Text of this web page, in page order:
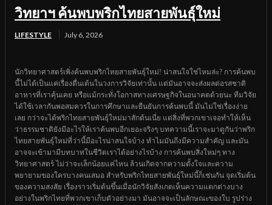
วิทยาฯ ค้นพบพริกไทยสายพันธุ์ใหม่
LIFESTYLE July 6, 2026
นักวิทยาศาสตร์เพิ่งค้นพบพริกไทยสายพันธุ์ใหม่! น่าสนใจใช่ไหมล่ะ? การค้นพบ
นี้ไม่ได้เป็นแค่เรื่องตื่นเต้นในวงการวิจัยเท่านั้น แต่มันอาจจะส่งผลต่อรสชาติ
อาหารที่เราคุ้นเคย หรือแม้กระทั่งโอกาสทางเศรษฐกิจในอนาคตด้วยนะ ทีมวิจัย
ได้ใช้เวลากันพอสมควรในการศึกษาและยืนยันการค้นพบนี้ มันไม่ใช่เรื่องง่าย
เลย กว่าจะได้พริกไทยสายพันธุ์ใหม่มาสักต้นเนี่ย แต่สิ่งที่พวกเขาเจอทำให้เห็น
ว่าธรรมชาติยังมีอะไรให้เราค้นพบอีกเยอะจริงๆ บทความนี้เราจะมาดูกันว่าพริก
ไทยสายพันธุ์ใหม่ที่ว่านี้มีอะไรน่าสนใจบ้าง ทำไมมันถึงมีความสำคัญ และมัน
อาจจะเข้ามามีบทบาทในชีวิตเราได้อย่างไรบ้าง การค้นพบสิ่งใหม่ๆ ทาง
วิทยาศาสตร์ ไม่ว่าจะเล็กน้อยแค่ไหน ล้วนเกิดจากความตั้งใจและความ
พยายามของใครบางคนเสมอ สำหรับพริกไทยสายพันธุ์ใหม่นี้ก็เช่นกัน จุดเริ่มต้น
ของความสงสัย เรื่องราวเริ่มต้นขึ้นเมื่อนักวิจัยสังเกตเห็นความแตกต่างบาง
อย่างในพริกไทยที่พวกเขาเก็บตัวอย่างมา มันอาจจะเป็นลักษณะของใบ รูปร่าง